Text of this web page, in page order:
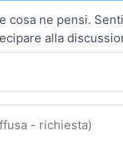
cosa ne pensi.
alla